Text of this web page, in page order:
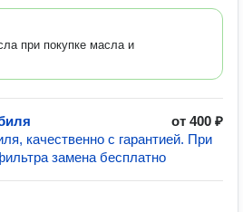
при покупке масла и
от 400 ₽
качественно с гарантией. При
замена бесплатно